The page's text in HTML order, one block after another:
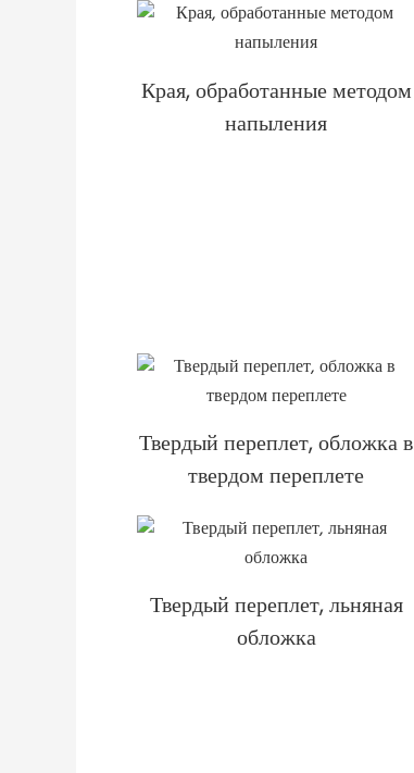
Края, обработанные методом
напыления
Твердый переплет, обложка в
твердом переплете
Твердый переплет, льняная
обложка